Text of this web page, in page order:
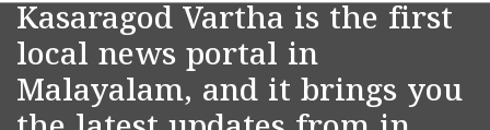
Kasaragod Vartha is the first
local news portal in
Malayalam, and it brings you